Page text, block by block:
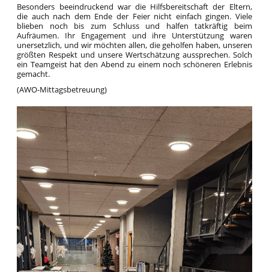
Besonders beeindruckend war die Hilfsbereitschaft der Eltern,
die auch nach dem Ende der Feier nicht einfach gingen. Viele
blieben noch bis zum Schluss und halfen tatkräftig beim
Aufräumen. Ihr Engagement und ihre Unterstützung waren
unersetzlich, und wir möchten allen, die geholfen haben, unseren
größten Respekt und unsere Wertschätzung aussprechen. Solch
ein Teamgeist hat den Abend zu einem noch schöneren Erlebnis
gemacht.
(AWO-Mittagsbetreuung)